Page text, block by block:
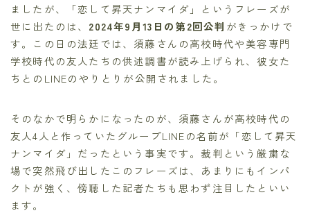
ましたが、「恋して昇天ナンマイダ」というフレーズが
世に出たのは、 2024年9月13日の第2回公判 がきっかけで
す。この日の法廷では、須藤さんの高校時代や美容専門
学校時代の友人たちの供述調書が読み上げられ、彼女た
ちとのLINEのやりとりが公開されました。
そのなかで明らかになったのが、須藤さんが高校時代の
友人4人と作っていたグループLINEの名前が「恋して昇天
ナンマイダ」だったという事実です。裁判という厳粛な
場で突然飛び出したこのフレーズは、あまりにもインパ
クトが強く、傍聴した記者たちも思わず注目したといい
ます。